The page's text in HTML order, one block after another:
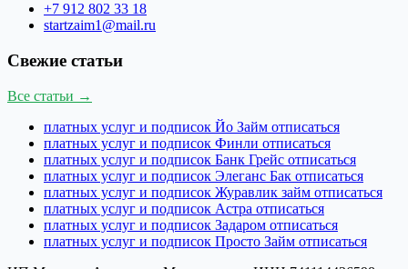
+7 912 802 33 18
startzaim1@mail.ru
Свежие статьи
Все статьи →
платных услуг и подписок Йо Займ отписаться
платных услуг и подписок Финли отписаться
платных услуг и подписок Банк Грейс отписаться
платных услуг и подписок Элеганс Бак отписаться
платных услуг и подписок Журавлик займ отписаться
платных услуг и подписок Астра отписаться
платных услуг и подписок Задаром отписаться
платных услуг и подписок Просто Займ отписаться